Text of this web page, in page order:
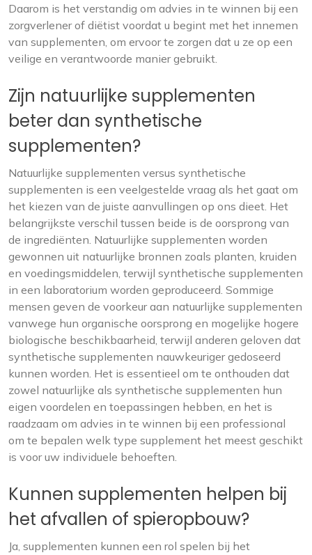
Daarom is het verstandig om advies in te winnen bij een
zorgverlener of diëtist voordat u begint met het innemen
van supplementen, om ervoor te zorgen dat u ze op een
veilige en verantwoorde manier gebruikt.
Zijn natuurlijke supplementen
beter dan synthetische
supplementen?
Natuurlijke supplementen versus synthetische
supplementen is een veelgestelde vraag als het gaat om
het kiezen van de juiste aanvullingen op ons dieet. Het
belangrijkste verschil tussen beide is de oorsprong van
de ingrediënten. Natuurlijke supplementen worden
gewonnen uit natuurlijke bronnen zoals planten, kruiden
en voedingsmiddelen, terwijl synthetische supplementen
in een laboratorium worden geproduceerd. Sommige
mensen geven de voorkeur aan natuurlijke supplementen
vanwege hun organische oorsprong en mogelijke hogere
biologische beschikbaarheid, terwijl anderen geloven dat
synthetische supplementen nauwkeuriger gedoseerd
kunnen worden. Het is essentieel om te onthouden dat
zowel natuurlijke als synthetische supplementen hun
eigen voordelen en toepassingen hebben, en het is
raadzaam om advies in te winnen bij een professional
om te bepalen welk type supplement het meest geschikt
is voor uw individuele behoeften.
Kunnen supplementen helpen bij
het afvallen of spieropbouw?
Ja, supplementen kunnen een rol spelen bij het